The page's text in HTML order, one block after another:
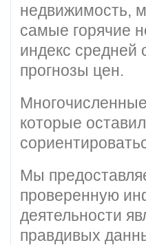
недвижимость,
самые горячие
индекс средней
прогнозы цен.
которые
Мы
проверенную
деятельности
правдивых